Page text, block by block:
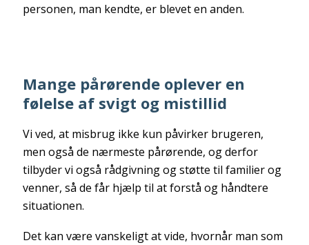
personen, man kendte, er blevet en anden.
Mange pårørende oplever en
følelse af svigt og mistillid
Vi ved, at misbrug ikke kun påvirker brugeren,
men også de nærmeste pårørende, og derfor
tilbyder vi også rådgivning og støtte til familier og
venner, så de får hjælp til at forstå og håndtere
situationen.
Det kan være vanskeligt at vide, hvornår man som